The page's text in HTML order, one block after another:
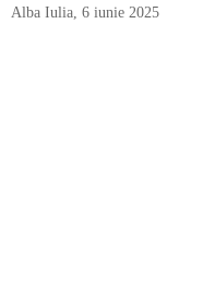
Alba Iulia, 6 iunie 2025